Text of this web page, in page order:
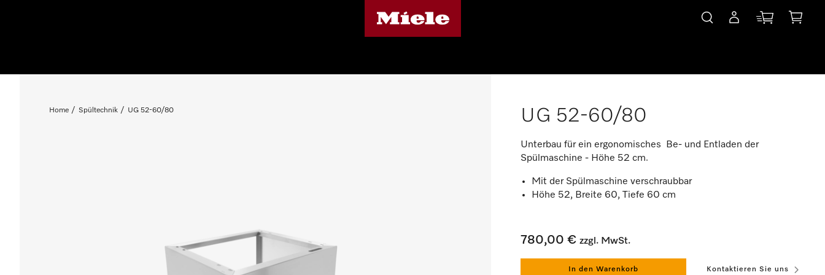
Home Spültechnik UG 52-60/80 UG 52-60/80
Unterbau für ein ergonomisches Be- und Entladen der
Spülmaschine - Höhe 52 cm.
Mit der Spülmaschine verschraubbar
Höhe 52, Breite 60, Tiefe 60 cm
780,00 € zzgl. MwSt.
In den Warenkorb Kontaktieren Sie uns